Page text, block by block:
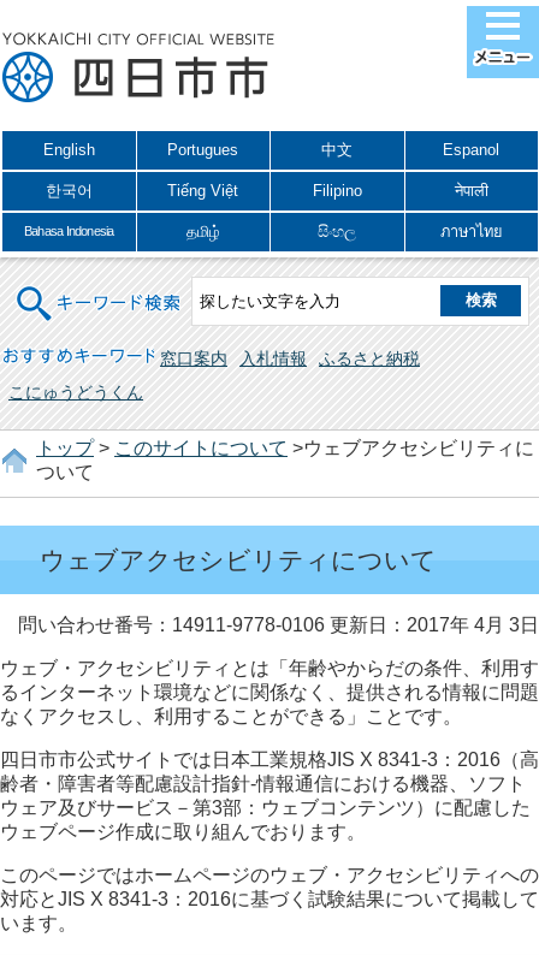
English Portugues 中文 Espanol
한국어 Tiếng Việt Filipino नेपाली
Bahasa Indonesia தமிழ் සිංහල ภาษาไทย
キーワード検索
おすすめキーワード 窓口案内 入札情報
ふるさと納税
こにゅうどうくん
トップ> このサイトについて >ウェブアクセシビリティに
ついて
ウェブアクセシビリティについて
問い合わせ番号：14911-9778-0106 更新日：2017年 4月 3日
ウェブ・アクセシビリティとは「年齢やからだの条件、利用す
るインターネット環境などに関係なく、提供される情報に問題
なくアクセスし、利用することができる」ことです。
四日市市公式サイトでは日本工業規格JIS X 8341-3：2016（高
齢者・障害者等配慮設計指針-情報通信における機器、ソフト
ウェア及びサービス－第3部：ウェブコンテンツ）に配慮した
ウェブページ作成に取り組んでおります。
このページではホームページのウェブ・アクセシビリティへの
対応とJIS X 8341-3：2016に基づく試験結果について掲載して
います。